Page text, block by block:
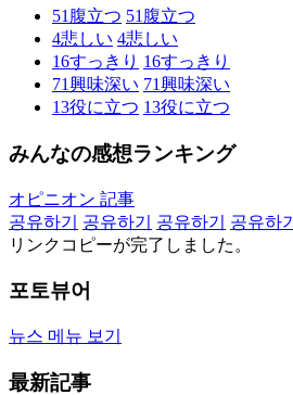
51 腹立つ 51 腹立つ
4悲しい 4悲しい
16すっきり 16すっきり
71興味深い 71興味深い
13役に立つ 13役に立つ
みんなの感想ランキング
オピニオン 記事
공유하기
공유하기 공유하기 공유하기
リンクコピーが完了しました。
포토뷰어
뉴스 메뉴 보기
最新記事